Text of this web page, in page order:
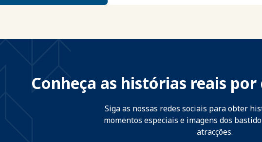
Conheça as histórias reais
Siga as nossas redes sociais para obter
momentos especiais e imagens dos
atracções.